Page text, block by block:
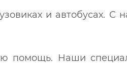
и автобусах.
помощь. Наши